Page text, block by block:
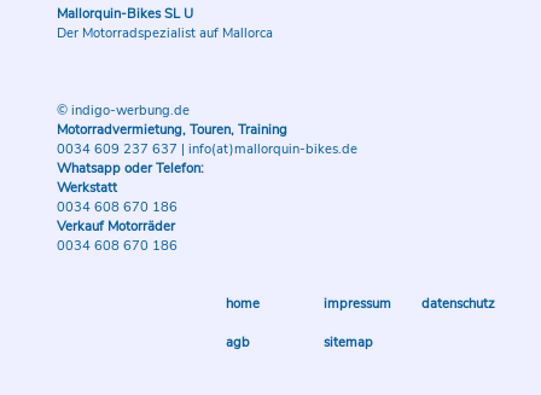
Mallorquin-Bikes SL U
Der Motorradspezialist auf Mallorca
© indigo-werbung.de
Motorradvermietung, Touren, Training
0034 609 237 637 | info(at)mallorquin-bikes.de
Whatsapp oder Telefon:
Werkstatt
0034 608 670 186
Verkauf Motorräder
0034 608 670 186
home impressum datenschutz
agb sitemap